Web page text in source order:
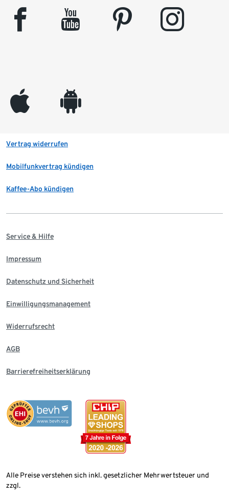
facebook youtube pinterest instagram
appleinc android
Vertrag widerrufen
Mobilfunkvertrag kündigen
Kaffee-Abo kündigen
Service & Hilfe
Impressum
Datenschutz und Sicherheit
Einwilligungsmanagement
Widerrufsrecht
AGB
Barrierefreiheitserklärung
Alle Preise verstehen sich inkl. gesetzlicher Mehrwertsteuer und
zzgl.